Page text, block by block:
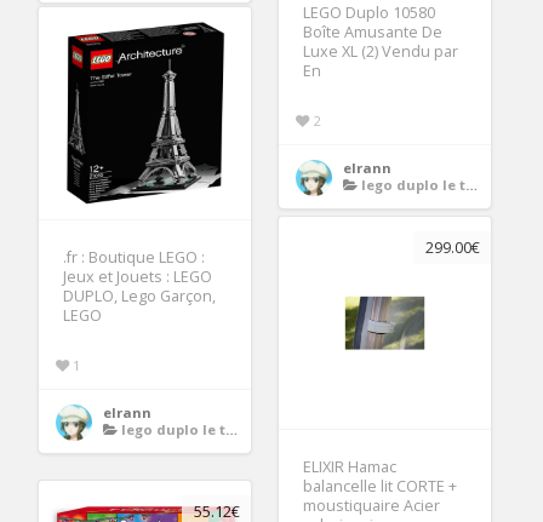
LEGO Duplo 10580
Boîte Amusante De
Luxe XL (2) Vendu par
En
2
elrann
lego duplo le tour du monde
.fr : Boutique LEGO :
Jeux et Jouets : LEGO
DUPLO, Lego Garçon,
LEGO
1
elrann
lego duplo le tour du monde
299.00€
ELIXIR Hamac
balancelle lit CORTE +
moustiquaire Acier
55.12€